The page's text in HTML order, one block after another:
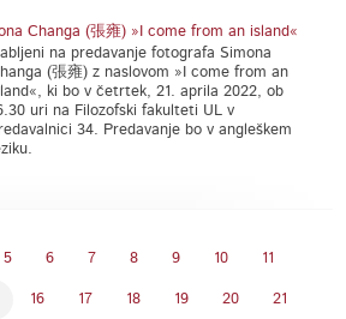
Changa (張雍) »I come from an island«
na predavanje fotografa Simona
(張雍) z naslovom »I come from an
ki bo v četrtek, 21. aprila 2022, ob
uri na Filozofski fakulteti UL v
34. Predavanje bo v angleškem
5 6 7 8 9 10 11
16 17 18 19 20 21